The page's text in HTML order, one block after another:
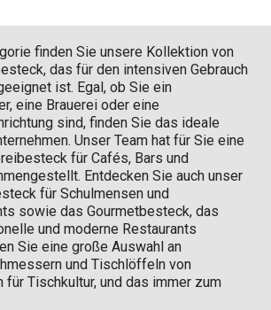
finden Sie unsere Kollektion von
das für den intensiven Gebrauch
ist. Egal, ob Sie ein
eine Brauerei oder eine
sind, finden Sie das ideale
Unser Team hat für Sie eine
für Cafés, Bars und
Entdecken Sie auch unser
für Schulmensen und
sowie das Gourmetbesteck, das
und moderne Restaurants
Sie eine große Auswahl an
und Tischlöffeln von
für Tischkultur, und das immer zum